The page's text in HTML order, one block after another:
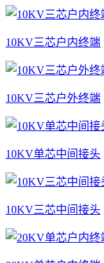
10KV三芯户内终端
10KV三芯户外终端
10KV单芯中间接头
10KV三芯中间接头